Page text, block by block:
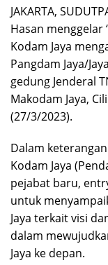
JAKARTA,
Hasan menggelar
Kodam Jaya
Pangdam Jaya/
gedung Jenderal
Makodam Jaya,
(27/3/2023).
Dalam
Kodam Jaya
pejabat baru,
untuk
Jaya terkait visi
dalam
Jaya ke depan.